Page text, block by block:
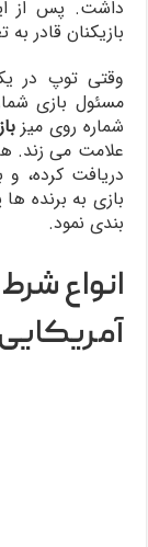
داشت. پس از
بازیکنان قادر
وقتی توپ در
مسئول بازی
شماره روی میز
علامت می زند.
دریافت کرده، و
بازی به برنده
بندی نمود.
انواع
آمریکایی